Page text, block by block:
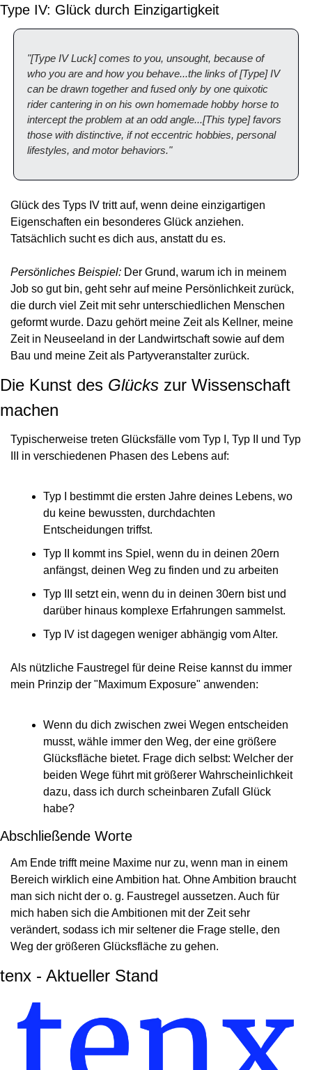
Type IV: Glück durch Einzigartigkeit
"[Type IV Luck] comes to you, unsought, because of
who you are and how you behave...the links of [Type] IV
can be drawn together and fused only by one quixotic
rider cantering in on his own homemade hobby horse to
intercept the problem at an odd angle...[This type] favors
those with distinctive, if not eccentric hobbies, personal
lifestyles, and motor behaviors."
Glück des Typs IV tritt auf, wenn deine einzigartigen
Eigenschaften ein besonderes Glück anziehen.
Tatsächlich sucht es dich aus, anstatt du es.
Persönliches Beispiel: Der Grund, warum ich in meinem
Job so gut bin, geht sehr auf meine Persönlichkeit zurück,
die durch viel Zeit mit sehr unterschiedlichen Menschen
geformt wurde. Dazu gehört meine Zeit als Kellner, meine
Zeit in Neuseeland in der Landwirtschaft sowie auf dem
Bau und meine Zeit als Partyveranstalter zurück.
Die Kunst des Glücks zur Wissenschaft
machen
Typischerweise treten Glücksfälle vom Typ I, Typ II und Typ
III in verschiedenen Phasen des Lebens auf:
Typ I bestimmt die ersten Jahre deines Lebens, wo
du keine bewussten, durchdachten
Entscheidungen triffst.
Typ II kommt ins Spiel, wenn du in deinen 20ern
anfängst, deinen Weg zu finden und zu arbeiten
Typ III setzt ein, wenn du in deinen 30ern bist und
darüber hinaus komplexe Erfahrungen sammelst.
Typ IV ist dagegen weniger abhängig vom Alter.
Als nützliche Faustregel für deine Reise kannst du immer
mein Prinzip der "Maximum Exposure" anwenden:
Wenn du dich zwischen zwei Wegen entscheiden
musst, wähle immer den Weg, der eine größere
Glücksfläche bietet. Frage dich selbst: Welcher der
beiden Wege führt mit größerer Wahrscheinlichkeit
dazu, dass ich durch scheinbaren Zufall Glück
habe?
Abschließende Worte
Am Ende trifft meine Maxime nur zu, wenn man in einem
Bereich wirklich eine Ambition hat. Ohne Ambition braucht
man sich nicht der o. g. Faustregel aussetzen. Auch für
mich haben sich die Ambitionen mit der Zeit sehr
verändert, sodass ich mir seltener die Frage stelle, den
Weg der größeren Glücksfläche zu gehen.
tenx - Aktueller Stand